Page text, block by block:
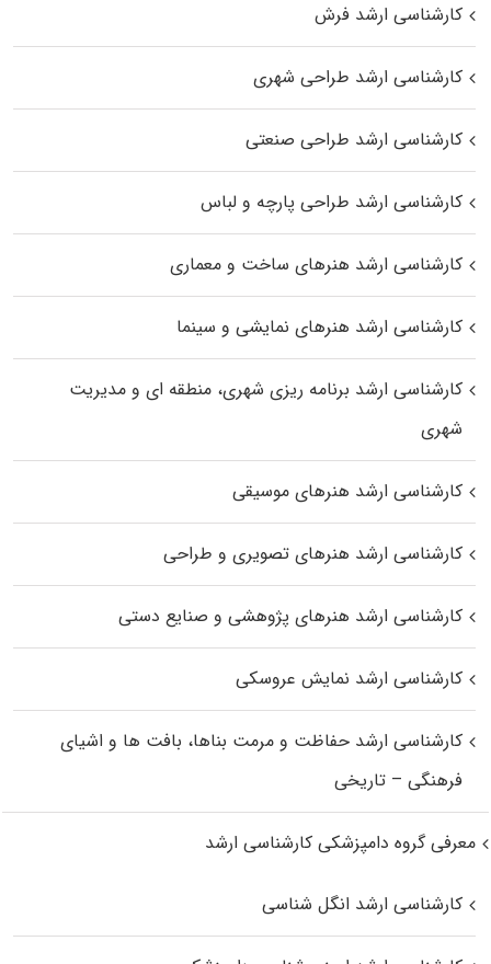
کارشناسی ارشد فرش
کارشناسی ارشد طراحی شهری
کارشناسی ارشد طراحی صنعتی
کارشناسی ارشد طراحی پارچه و لباس
کارشناسی ارشد هنرهای ساخت و معماری
کارشناسی ارشد هنرهای نمایشی و سینما
کارشناسی ارشد برنامه ریزی شهری، منطقه‌ ای و مدیریت
شهری
کارشناسی ارشد هنرهای موسیقی
کارشناسی ارشد هنرهای تصویری و طراحی
کارشناسی ارشد هنرهای پژوهشی و صنایع دستی
کارشناسی ارشد نمایش عروسکی
کارشناسی ارشد حفاظت و مرمت بناها، بافت‌ ها و اشیای
فرهنگی – تاریخی
معرفی گروه دامپزشکی کارشناسی ارشد
کارشناسی ارشد انگل شناسی